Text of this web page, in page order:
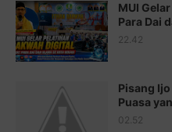
Juz 17 ⇨http://j.mp/2brHsFz
Juz 18 ⇨http://j.mp/2b8SCfc
http://j.mp/
http://j.mp/2brI1zc
MUI
Para Dai
22.42
Pisang
Puasa
02.52